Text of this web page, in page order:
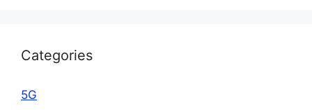
Categories
5G